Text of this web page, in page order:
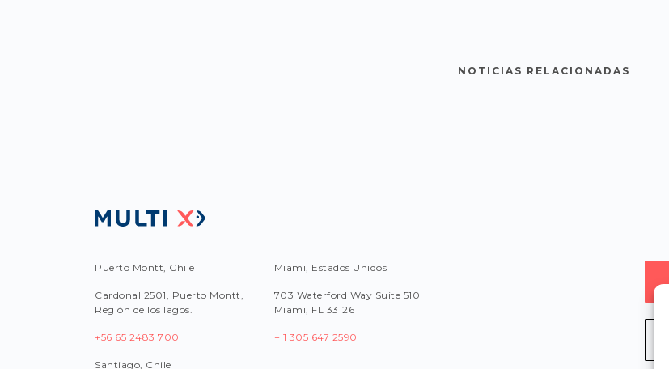
NOTICIAS RELACIONADAS
Puerto Montt, Chile
Cardonal 2501, Puerto Montt,
Región de los lagos.
+56 65 2483 700
Santiago, Chile
Miami, Estados Unidos
703 Waterford Way Suite 510
Miami, FL 33126
+ 1 305 647 2590